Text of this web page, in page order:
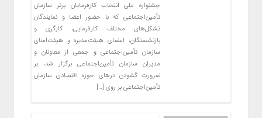
جشنواره ملی انتخاب کارفرمایان برتر سازمان
تأمین‌اجتماعی که با حضور اعضا و نمایندگان
تشکل‌های مختلف کارفرمایی، کارگری و
بازنشستگان، اعضای هیئت‌مدیره و هیئت‌امنای
سازمان تأمین‌اجتماعی و جمعی از معاونان و
مدیران سازمان تأمین‌اجتماعی برگزار شد، بر
ضرورت گشودن درهای حوزه اقتصادی سازمان
تأمین‌اجتماعی بر روی […]